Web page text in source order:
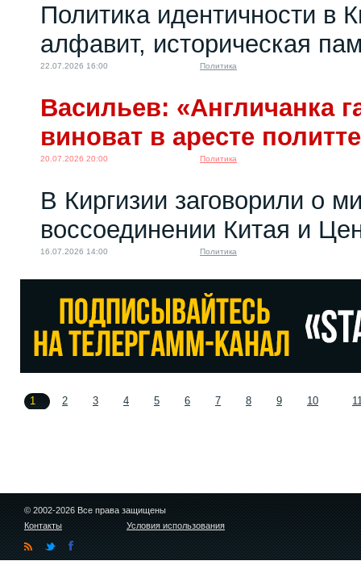
Политика идентичности в
алфавит, историческая
22.07.2026 16:00 Политика
Васильев: «Англичанка
виноват в аресте
20.07.2026 20:00 Политика
В Киргизии заговорили о
воссоединении Китая и
16.07.2026 14:00 Политика
1 2 3 4 5 6 7 8 9 10
© 2002-2026 Все права защищены
Контакты
Условия использования